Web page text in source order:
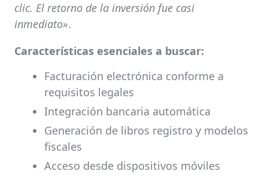
clic. El retorno de la inversión fue casi
inmediato».
Características esenciales a buscar:
Facturación electrónica conforme a
requisitos legales
Integración bancaria automática
Generación de libros registro y modelos
fiscales
Acceso desde dispositivos móviles